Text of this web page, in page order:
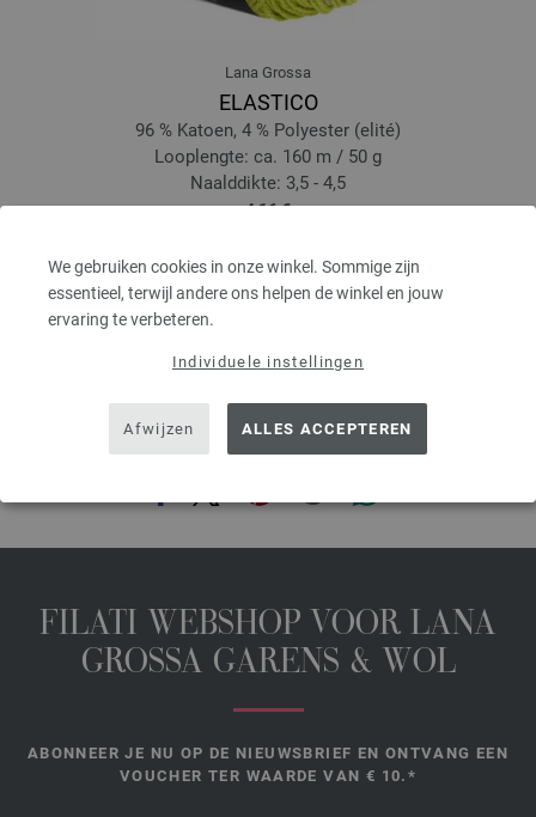
We gebruiken cookies in onze winkel. Sommige zijn
essentieel, terwijl andere ons helpen de winkel en jouw
ervaring te verbeteren.
Individuele instellingen
Afwijzen ALLES ACCEPTEREN
Lana Grossa
ELASTICO
96 % Katoen, 4 % Polyester (elité)
Looplengte: ca. 160 m / 50 g
Naalddikte: 3,5 - 4,5
4,16 €
prev next
FILATI WEBSHOP VOOR LANA
GROSSA GARENS & WOL
ABONNEER JE NU OP DE NIEUWSBRIEF EN ONTVANG EEN
VOUCHER TER WAARDE VAN € 10.*